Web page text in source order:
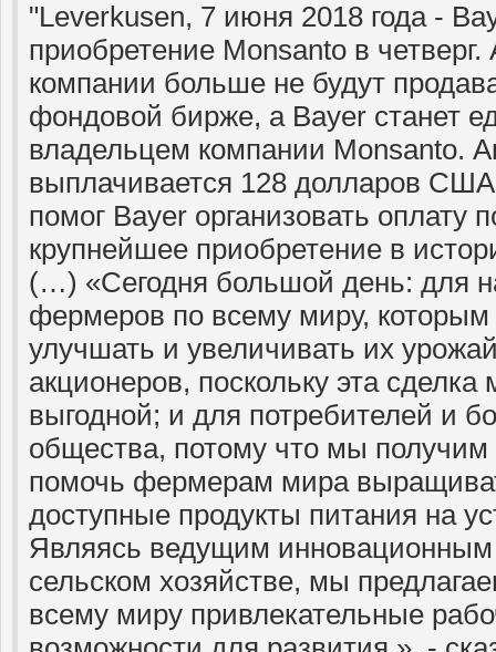
"Leverkusen, 7 июня 2018 года -
приобретение Monsanto в
компании больше не будут
фондовой бирже, а Bayer станет
владельцем компании Monsanto.
выплачивается 128 долларов
помог Bayer организовать оплату
крупнейшее приобретение в
(…) «Сегодня большой день: для
фермеров по всему миру,
улучшать и увеличивать их
акционеров, поскольку эта сделка
выгодной; и для потребителей и
общества, потому что мы
помочь фермерам мира
доступные продукты питания на
Являясь ведущим инновационным
сельском хозяйстве, мы
всему миру привлекательные